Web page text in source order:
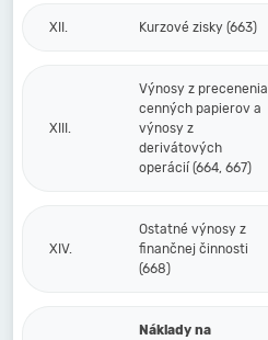
XII. Kurzové zisky (663)
XIII.
Výnosy z precenenia
cenných papierov a
výnosy z
derivátových
operácií (664, 667)
XIV.
Ostatné výnosy z
finančnej činnosti
(668)
Náklady na